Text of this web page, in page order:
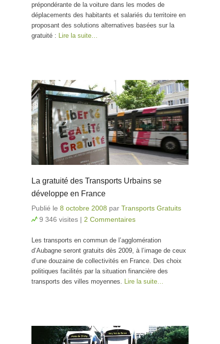
prépondérante de la voiture dans les modes de
déplacements des habitants et salariés du territoire en
proposant des solutions alternatives basées sur la
gratuité :
Lire la suite…
La gratuité des Transports Urbains se
développe en France
Publié le 8 octobre 2008 par Transports Gratuits
9 346 visites | 2 Commentaires
Les transports en commun de l’agglomération
d’Aubagne seront gratuits dès 2009, à l’image de ceux
d’une douzaine de collectivités en France. Des choix
politiques facilités par la situation financière des
transports des villes moyennes. Lire la suite…